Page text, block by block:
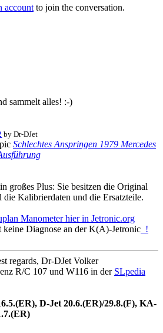
account to join the conversation.
sammelt alles! :-)
byDr-DJet
Schlechtes Anspringen 1979 Mercedes
großes Plus: Sie besitzen die Original
die Kalibrierdaten und die Ersatzteile.
Manometer hier in Jetronic.org
keine Diagnose an der K(A)-Jetronic !
regards, Dr-DJet Volker
R/C 107 und W116 in der SLpedia
D-Jet 20.6.(ER)/29.8.(F), KA-